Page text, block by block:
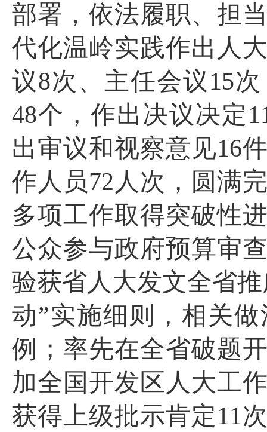
部署，依法履职、担
代化温岭实践作出人
议8次、主任会议15
48个，作出决议决定
出审议和视察意见16
作人员72 人次，圆满
多项工作取得突破性
公众参与政府预算审
验获省人大发文全省
动”实施细则，相关
例；率先在全省破题
加全国开发区人大工
获得上级批示肯定11